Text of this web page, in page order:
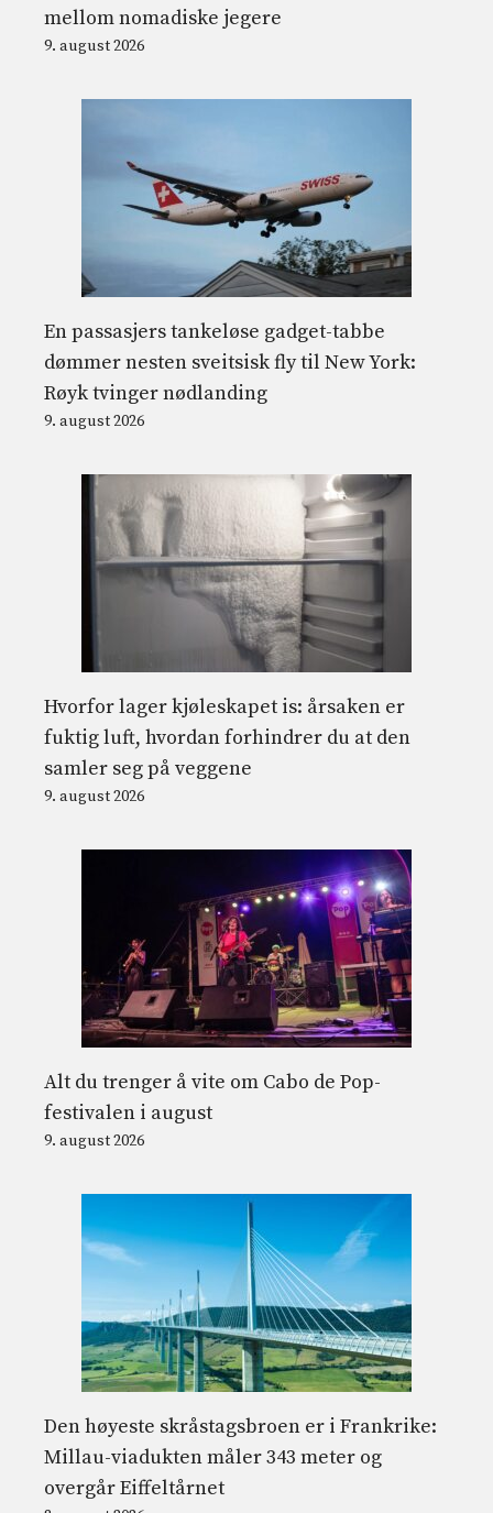
mellom nomadiske jegere
9. august 2026
En passasjers tankeløse gadget-tabbe
dømmer nesten sveitsisk fly til New York:
Røyk tvinger nødlanding
9. august 2026
Hvorfor lager kjøleskapet is: årsaken er
fuktig luft, hvordan forhindrer du at den
samler seg på veggene
9. august 2026
Alt du trenger å vite om Cabo de Pop-
festivalen i august
9. august 2026
Den høyeste skråstagsbroen er i Frankrike:
Millau-viadukten måler 343 meter og
overgår Eiffeltårnet